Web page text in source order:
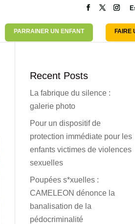
PARRAINER UN ENFANT FAIRE
Recent Posts
La fabrique du silence :
galerie photo
Pour un dispositif de
protection immédiate pour les
enfants victimes de violences
sexuelles
Poupées s*xuelles :
CAMELEON dénonce la
banalisation de la
pédocriminalité